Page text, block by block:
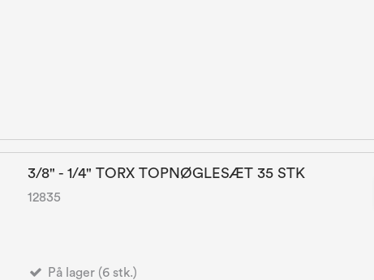
3/8" - 1/4" TORX TOPNØGLESÆT 35 STK
12835
På lager (6 stk.)